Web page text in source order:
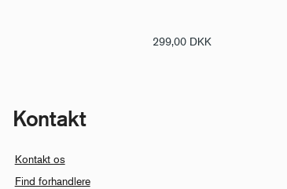
299,00 DKK
Kontakt
Kontakt os
Find forhandlere